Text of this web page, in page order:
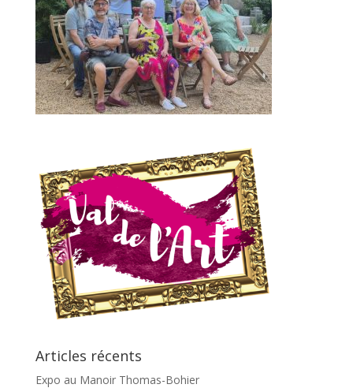
Articles récents
Expo au Manoir Thomas-Bohier